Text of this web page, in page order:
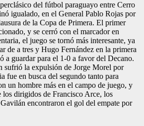
del fútbol paraguayo entre Cerro
igualado, en el General Pablo Rojas por
de la Copa de Primera. El primer
y se cerró con el marcador en
el juego se tornó más interesante, ya
de a tres y Hugo Fernández en la primera
a guardar para el 1-0 a favor del Decano.
sufrió la expulsión de Jorge Morel por
fue en busca del segundo tanto para
un hombre más en el campo de juego, y
los dirigidos de Francisco Arce, los
encontraron el gol del empate por